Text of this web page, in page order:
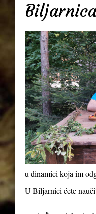
u dinamici koja im
U Biljarnici ćete